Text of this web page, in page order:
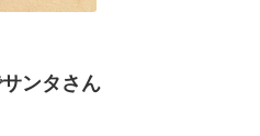
ンタさん